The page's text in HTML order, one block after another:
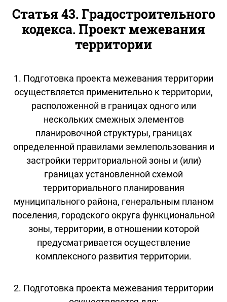
Статья 43. Градостроительного
кодекса. Проект межевания
территории
1. Подготовка проекта межевания территории
осуществляется применительно к территории,
расположенной в границах одного или
нескольких смежных элементов
планировочной структуры, границах
определенной правилами землепользования и
застройки территориальной зоны и (или)
границах установленной схемой
территориального планирования
муниципального района, генеральным планом
поселения, городского округа функциональной
зоны, территории, в отношении которой
предусматривается осуществление
комплексного развития территории.
2. Подготовка проекта межевания территории